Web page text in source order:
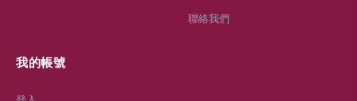
聯絡我們
我的帳號